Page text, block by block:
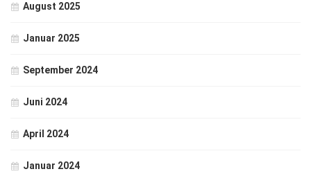
August 2025
Januar 2025
September 2024
Juni 2024
April 2024
Januar 2024